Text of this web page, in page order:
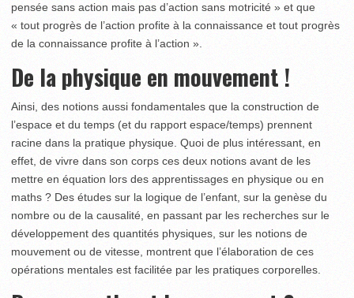
pensée sans action mais pas d’action sans motricité » et que
« tout progrès de l’action profite à la connaissance et tout progrès
de la connaissance profite à l’action ».
De la physique en mouvement !
Ainsi, des notions aussi fondamentales que la construction de
l’espace et du temps (et du rapport espace/temps) prennent
racine dans la pratique physique. Quoi de plus intéressant, en
effet, de vivre dans son corps ces deux notions avant de les
mettre en équation lors des apprentissages en physique ou en
maths ? Des études sur la logique de l’enfant, sur la genèse du
nombre ou de la causalité, en passant par les recherches sur le
développement des quantités physiques, sur les notions de
mouvement ou de vitesse, montrent que l’élaboration de ces
opérations mentales est facilitée par les pratiques corporelles.